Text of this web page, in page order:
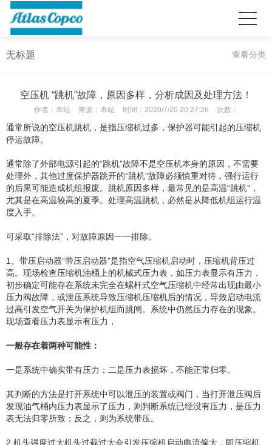
无标题 查看分类
空压机 “跳机”故障，原因多样，分析成因及处理方法！
作者： 本站 来源： 本站 时间： 2020/7/20 20:27:26 次数：
通常所说的空压机跳机，是指压缩机过多，保护器可能引起的压缩机
停运故障。
通常除了外部电源引起的“跳机”故障不是空压机本身的原因，不需要
处理外，其他过度保护器跳开的“跳机”故障必须慎重对待，强行运行
的后果可能造成机组报废。跳机原因多样，最常见的是高温“跳机”，
尤其是在高温较高的夏季。处理高温跳机，必然是从降低机组运行温
度入手。
可采取“排除法”，对故障原因一一排除。
1、 带压启动器“带压启动器”是指空气压缩机启动时，压缩机背压过
高。现场检查压缩机油桶上的机械式压力表，如压力表显示有压力，
初步确定可能存在系统未完全在螺杆式空气压缩机中经常出现由最小
压力阀故障，或泄压系统导致压缩机压缩机后的情况，导致启动电流
过高引发空气开关为保护机组而跳闸。系统中仍然压力存在的现象。
现场查看压力表显示有压力，
一般存在着两种可能性：
一是系统中确实带有压力；二是压力表损坏，不能正常归零。
其判断的方法是打开系统中可以泄压的装置或阀门，当打开泄压阀后
发现油气桶内压力表显示了压力，则判断系统已经没有压力，是压力
表无法归零所致；反之，则为系统带压。
2.机头强度过大机头过载过大会引发压缩机启动电流偏大，即压缩机